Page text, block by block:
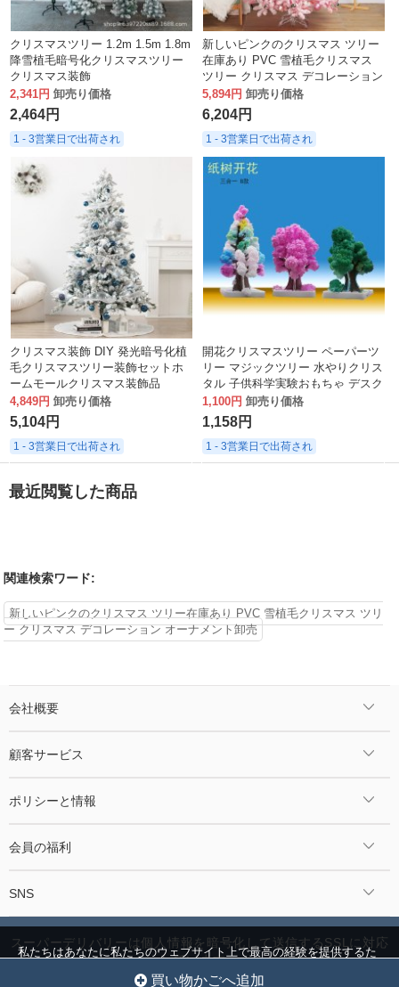
クリスマスツリー 1.2m 1.5m 1.8m
降雪植毛暗号化クリスマスツリー
クリスマス装飾
2,341円 卸売り価格
2,464円
1 - 3営業日で出荷され
新しいピンクのクリスマス ツリー
在庫あり PVC 雪植毛クリスマス
ツリー クリスマス デコレーション
オーナメント卸売
5,894円 卸売り価格
6,204円
1 - 3営業日で出荷され
クリスマス装飾 DIY 発光暗号化植
毛クリスマスツリー装飾セットホ
ームモールクリスマス装飾品
4,849円 卸売り価格
5,104円
1 - 3営業日で出荷され
開花クリスマスツリー ペーパーツ
リー マジックツリー 水やりクリス
タル 子供科学実験おもちゃ デスク
トップ
1,100円 卸売り価格
1,158円
1 - 3営業日で出荷され
最近閲覧した商品
関連検索ワード:
新しいピンクのクリスマス ツリー在庫あり PVC 雪植毛クリスマス ツリ
ー クリスマス デコレーション オーナメント卸売
買い物かごへ追加
会社概要
顧客サービス
ポリシーと情報
会員の福利
SNS
スーパーデリバリーは個人情報を暗号化して送信するSSLに対応
しています。
©2024 Jcnmall.com All Rights Reserved.
私たちはあなたに私たちのウェブサイト上で最高の経験を提供するた
クッキー設定